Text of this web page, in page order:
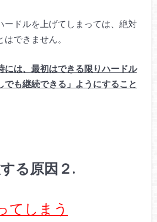
ードルを上げてしまっては、絶対
できません。
には、最初はできる限りハードル
でも継続できる」ようにすること
る原因２.
てしまう